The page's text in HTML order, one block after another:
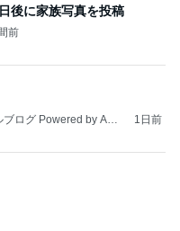
後に家族写真を投稿
前
ログ Powered by Ame
1日前